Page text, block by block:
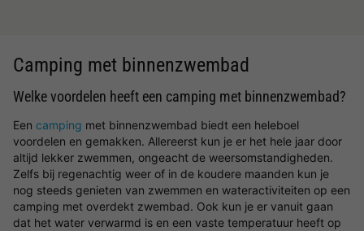
Camping met binnenzwembad
Welke voordelen heeft een camping met binnenzwembad?
Een camping met binnenzwembad biedt een heleboel
voordelen en gemakken. Allereerst kun je er het hele jaar door
altijd lekker zwemmen, ongeacht de weersomstandigheden.
Zelfs bij regenachtig weer of in de koudere maanden kun je
nog steeds genieten van zwemmen en wateractiviteiten op een
camping met overdekt zwembad. Ook kun je er vanuit gaan
dat het water verwarmd is en een vaste temperatuur heeft op